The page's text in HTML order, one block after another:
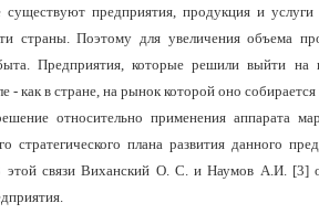
предприятия, продукция и
страны. Поэтому для увеличения объема
Предприятия, которые решили выйти
как в стране, на рынок которой оно
относительно применения аппарата
стратегического плана развития данного
этой связи Виханский О. С. и Наумов А.И. [3]